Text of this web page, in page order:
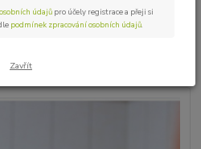
zubní pasta
100 ml
údajů pro účely registrace a přeji si
podmínek zpracování osobních údajů.
Zavřít